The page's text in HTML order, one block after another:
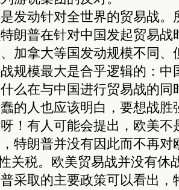
动针对全世界的贸易战。
朗普在针对中国发起贸易战
加拿大等国发动规模不同、
规模最大是合乎逻辑的：中
么在与中国进行贸易战的同
的人也应该明白，要想战胜
！有人可能会提出，欧美不
特朗普并没有因此而不再对
关税。欧美贸易战并没有休
取的主要政策可以看出，